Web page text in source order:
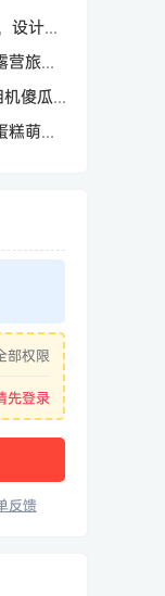
设计行
旅行
片素
傻瓜
素材
萌趣
部权限
先登录
反馈